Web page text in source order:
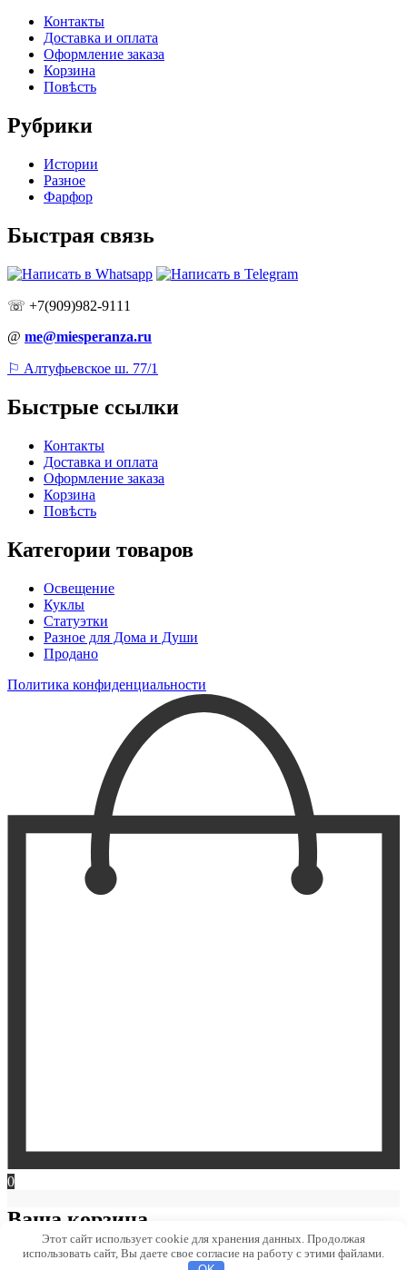
Контакты
Доставка и оплата
Оформление заказа
Корзина
Повѣсть
Рубрики
Истории
Разное
Фарфор
Быстрая связь
☏ +7(909)982-9111
@ me@miesperanza.ru
⚐ Алтуфьевское ш. 77/1
Быстрые ссылки
Контакты
Доставка и оплата
Оформление заказа
Корзина
Повѣсть
Категории товаров
Освещение
Куклы
Статуэтки
Разное для Дома и Души
Продано
Политика конфиденциальности
0
Ваша корзина
Этот сайт использует cookie для хранения данных. Продолжая
использовать сайт, Вы даете свое согласие на работу с этими файлами.